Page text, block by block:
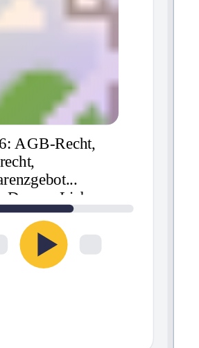
AGB-Recht,
...
Dauner-Lieb